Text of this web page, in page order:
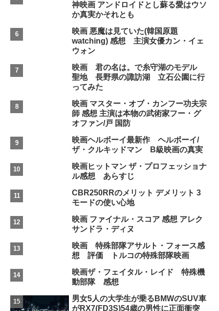
神映画 アンドロイドとし蘇る愛はウソ
か真実かそれとも
映画 悪魔は見ていた(韓国原題
watching) 感想 主演女優カン・イェ
ウォン
映画 君の名は。で糸守湖のモデル
聖地 長野県の諏訪湖 立石公園に行
ってみた
映画 マスター・オブ・カンフー功夫宗
師 感想 主演は本物の武術家フー・グ
オファン/戸 国防
映画ヘルボーイ最新作 ヘルボーイ/
ザ・クルキッドマン B級映画の真実
映画ヒットマン ザ・プロフェッショナ
ル感想 あらすじ
CBR250RRのメリット デメリット 3
モードの使い心地
映画 ファイナル・スコア 感想 アレク
サンドラ・ディヌ
映画 特殊部隊アサルト・フォース感
想 評価 トルコの特殊部隊映画
映画ザ・フェイタル・レイド 特殊機
動部隊 感想
男女5人の大学生が乗るBMWのSUV車
がRX7(FD3S)54歳の男性に正面衝突